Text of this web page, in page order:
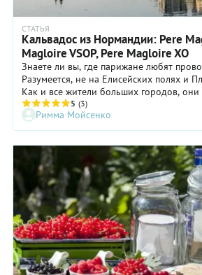
СТАТЬЯ
Кальвадос из Нормандии: Pere
Magloire VSOP, Pere Magloire XO
Знаете ли вы, где парижане любят
Разумеется, не на Елисейских полях и
Как и все жители больших городов, они
идиллии, тишине, свежем воздухе и
Поэтому лучшее место для отдыхающих
соседняя Нормандия.
5 (3)
Римма Мойсенко